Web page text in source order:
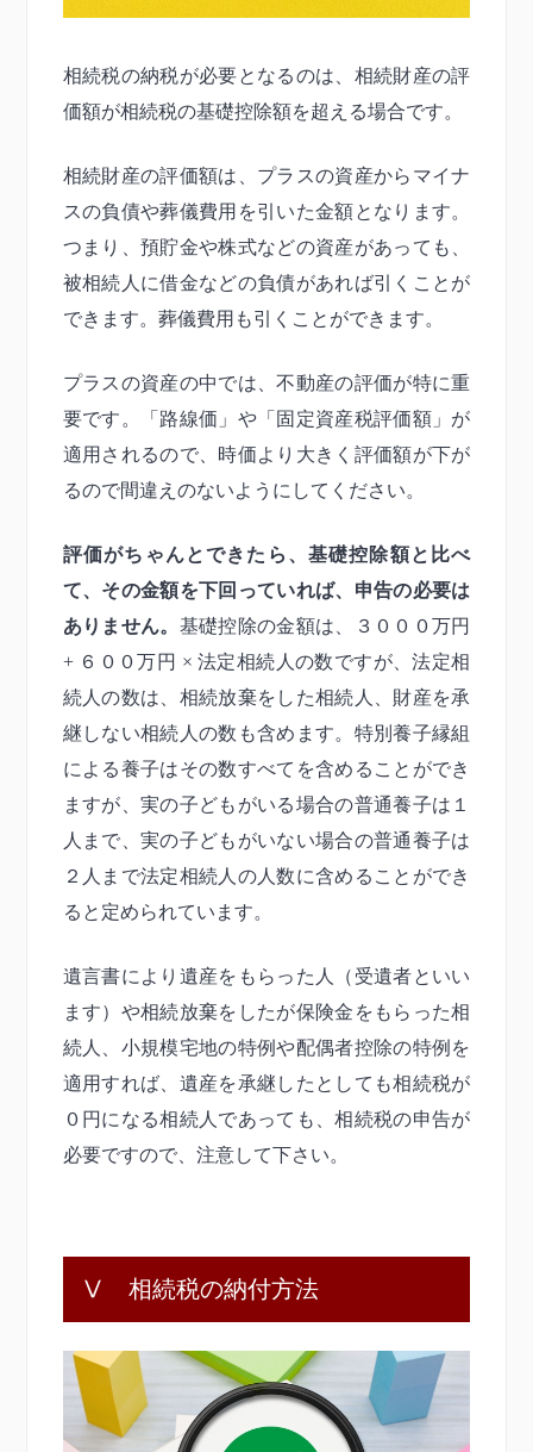
相続税の納税が必要となるのは、相続財産の評
価額が相続税の基礎控除額を超える場合です。
相続財産の評価額は、プラスの資産からマイナ
スの負債や葬儀費用を引いた金額となります。
つまり、預貯金や株式などの資産があっても、
被相続人に借金などの負債があれば引くことが
できます。葬儀費用も引くことができます。
プラスの資産の中では、不動産の評価が特に重
要です。「路線価」や「固定資産税評価額」が
適用されるので、時価より大きく評価額が下が
るので間違えのないようにしてください。
評価がちゃんとできたら、基礎控除額と比べ
て、その金額を下回っていれば、申告の必要は
ありません。 基礎控除の金額は、３０００万円
+ ６００万円 × 法定相続人の数ですが、法定相
続人の数は、相続放棄をした相続人、財産を承
継しない相続人の数も含めます。特別養子縁組
による養子はその数すべてを含めることができ
ますが、実の子どもがいる場合の普通養子は１
人まで、実の子どもがいない場合の普通養子は
２人まで法定相続人の人数に含めることができ
ると定められています。
遺言書により遺産をもらった人（受遺者といい
ます）や相続放棄をしたが保険金をもらった相
続人、小規模宅地の特例や配偶者控除の特例を
適用すれば、遺産を承継したとしても相続税が
０円になる相続人であっても、相続税の申告が
必要ですので、注意して下さい。
Ⅴ 相続税の納付方法